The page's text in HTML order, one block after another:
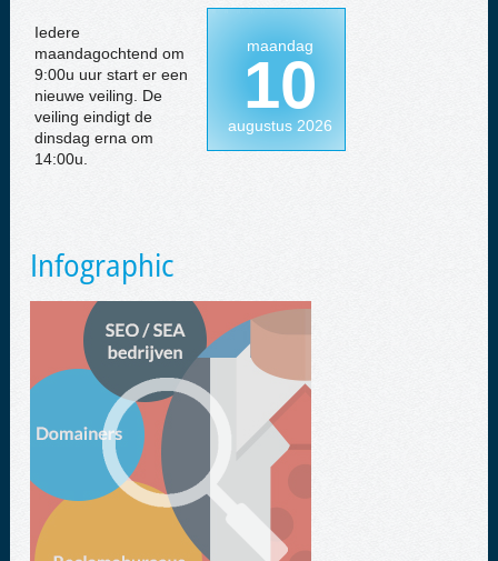
Iedere
maandagochtend om
9:00u uur start er een
nieuwe veiling. De
veiling eindigt de
dinsdag erna om
14:00u.
maandag
10
augustus 2026
Infographic